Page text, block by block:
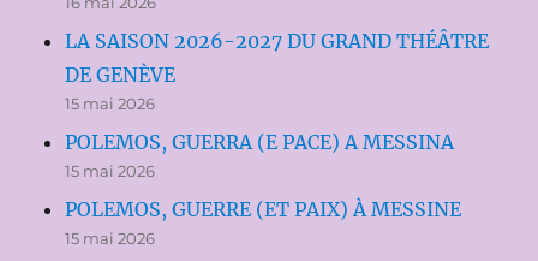
LA SAISON 2026-2027 DU GRAND THÉÂTRE
DE GENÈVE
15 mai 2026
POLEMOS, GUERRA (E PACE) A MESSINA
15 mai 2026
POLEMOS, GUERRE (ET PAIX) À MESSINE
15 mai 2026